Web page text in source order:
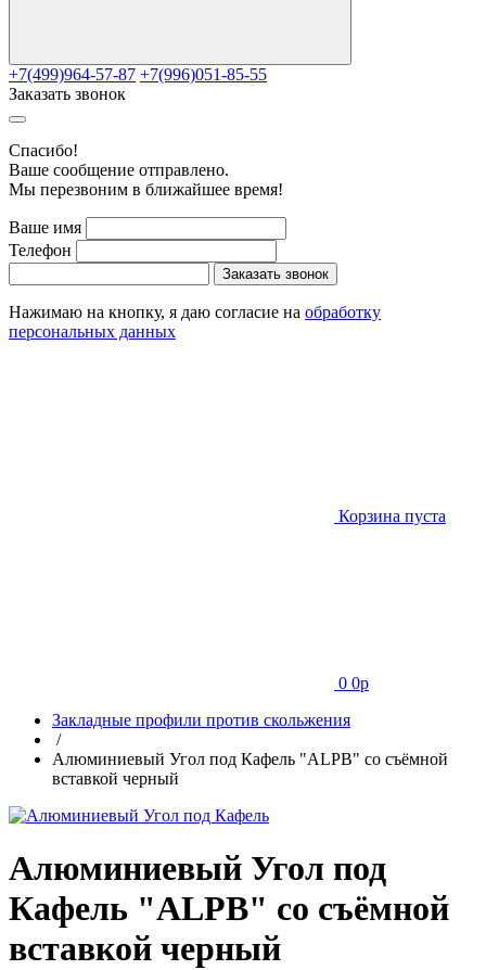
+7(499)964-57-87 +7(996)051-85-55
Заказать звонок
Cпасибо!
Ваше сообщение отправлено.
Мы перезвоним в ближайшее время!
Ваше имя
Телефон
Заказать звонок
Нажимаю на кнопку, я даю согласие на обработку
персональных данных
Корзина пуста
0 0p
Закладные профили против скольжения
/
Алюминиевый Угол под Кафель "ALPB" со съёмной
вставкой черный
Алюминиевый Угол под
Кафель "ALPB" со съёмной
вставкой черный